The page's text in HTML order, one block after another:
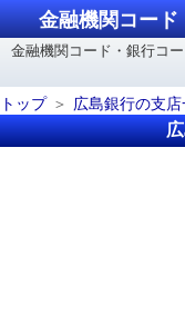
金融機関コー
金融機関コード・銀行コ
トップ
広島銀行の支店